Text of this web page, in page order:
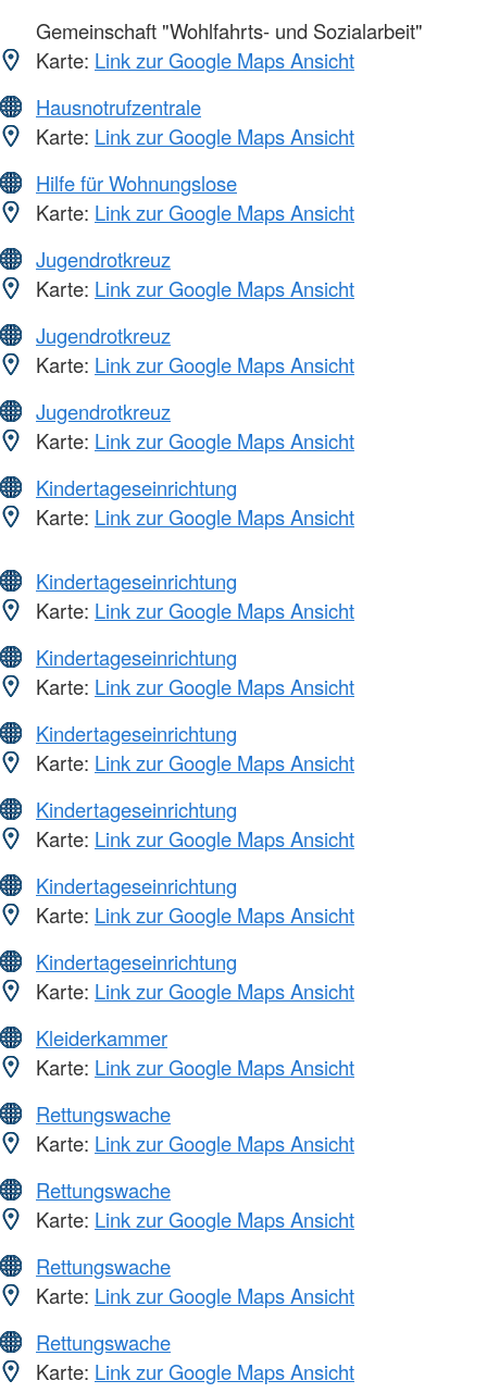
Gemeinschaft "Wohlfahrts- und Sozialarbeit"
Karte: Link zur Google Maps Ansicht
Hausnotrufzentrale
Karte: Link zur Google Maps Ansicht
Hilfe für Wohnungslose
Karte: Link zur Google Maps Ansicht
Jugendrotkreuz
Karte: Link zur Google Maps Ansicht
Jugendrotkreuz
Karte: Link zur Google Maps Ansicht
Jugendrotkreuz
Karte: Link zur Google Maps Ansicht
Kindertageseinrichtung
Karte: Link zur Google Maps Ansicht
Kindertageseinrichtung
Karte: Link zur Google Maps Ansicht
Kindertageseinrichtung
Karte: Link zur Google Maps Ansicht
Kindertageseinrichtung
Karte: Link zur Google Maps Ansicht
Kindertageseinrichtung
Karte: Link zur Google Maps Ansicht
Kindertageseinrichtung
Karte: Link zur Google Maps Ansicht
Kindertageseinrichtung
Karte: Link zur Google Maps Ansicht
Kleiderkammer
Karte: Link zur Google Maps Ansicht
Rettungswache
Karte: Link zur Google Maps Ansicht
Rettungswache
Karte: Link zur Google Maps Ansicht
Rettungswache
Karte: Link zur Google Maps Ansicht
Rettungswache
Karte: Link zur Google Maps Ansicht